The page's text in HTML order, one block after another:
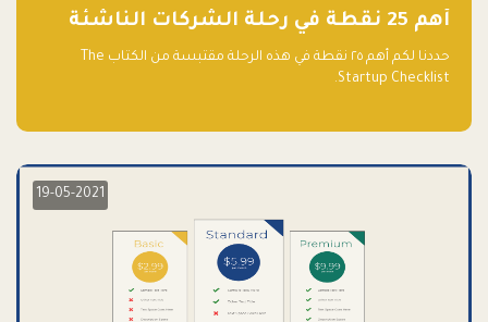
أهم 25 نقطة في رحلة الشركات الناشئة
حددنا لكم أهم ٢٥ نقطة في هذه الرحلة مقتبسة من الكتاب The
Startup Checklist.
19-05-2021